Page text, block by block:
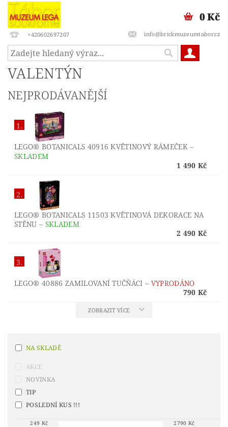
+420602697207 info@brickmuzeumtabor.cz
0 Kč
VALENTÝN
NEJPRODÁVANĚJŠÍ
1.
LEGO® BOTANICALS 40916 KVĚTINOVÝ RÁMEČEK–
SKLADEM
1 490 Kč
2.
LEGO® BOTANICALS 11503 KVĚTINOVÁ DEKORACE NA
STĚNU– SKLADEM
2 490 Kč
3.
LEGO® 40886 ZAMILOVANÍ TUČŇÁCI– VYPRODÁNO
790 Kč
ZOBRAZIT VÍCE
NA SKLADĚ
AKCE
NOVINKA
TIP
POSLEDNÍ KUS !!!
249 Kč 2790 Kč